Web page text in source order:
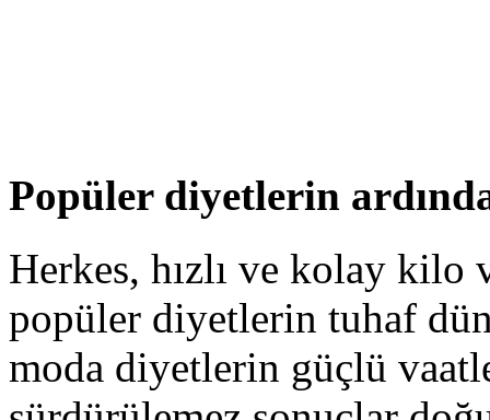
Popüler diyetlerin
Herkes, hızlı ve kolay kilo
popüler diyetlerin tuhaf
moda diyetlerin güçlü